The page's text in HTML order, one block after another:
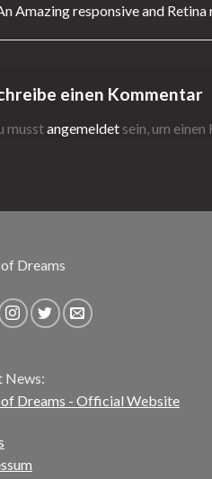
Amazing responsive and Retina
einen Kommentar
musstangemeldet sein, um
Dreams
News:
Dreams - Official Website